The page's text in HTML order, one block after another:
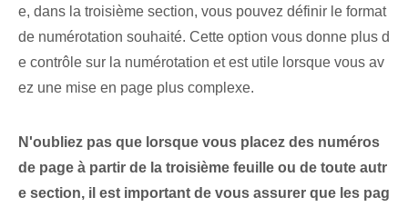
e, dans la troisième section, vous pouvez définir le format
de numérotation souhaité. Cette option vous donne plus d
e contrôle sur la numérotation et est utile lorsque vous av
ez une mise en page plus complexe.
N'oubliez pas que lorsque vous placez des numéros
de page à partir de la troisième feuille ou de toute autr
e section, il est important de vous assurer que les pag